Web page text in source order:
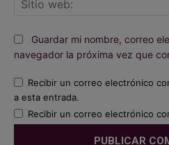
Guardar mi nombre, correo
navegador la próxima vez que
Recibir un correo electrónico
a esta entrada.
Recibir un correo electrónico